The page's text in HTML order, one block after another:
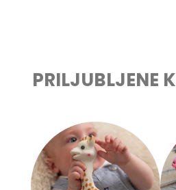
PRILJUBLJENE